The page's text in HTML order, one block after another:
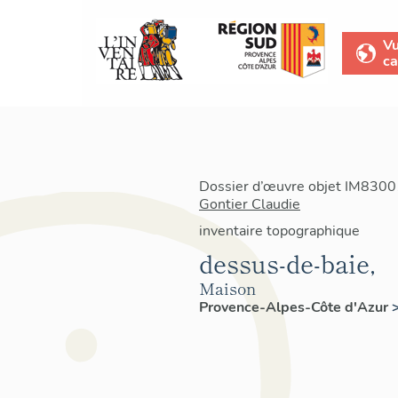
Dossier d’œuvre objet
Gontier Claudie
inventaire topographique
dessus-de-baie,
Maison
Provence-Alpes-Côte d'Azur